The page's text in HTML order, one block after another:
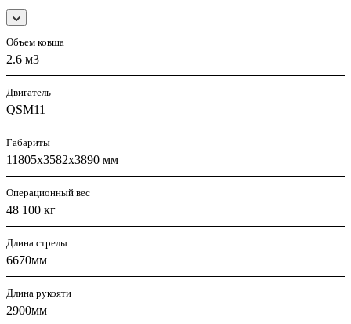
Объем ковша
2.6 м3
Двигатель
QSM11
Габариты
11805х3582х3890 мм
Операционный вес
48 100 кг
Длина стрелы
6670мм
Длина рукояти
2900мм